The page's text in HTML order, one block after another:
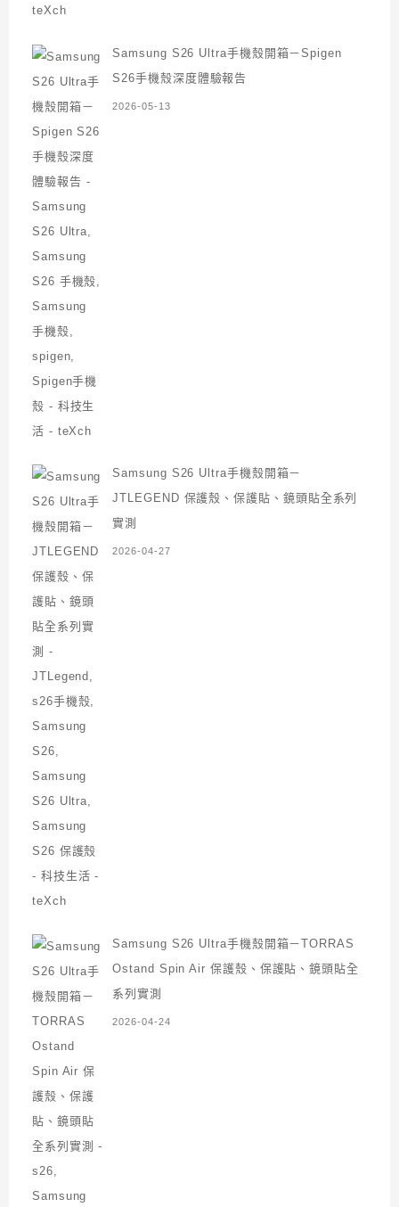
Samsung S26 Ultra手機殼開箱－Spigen
S26手機殼深度體驗報告
2026-05-13
Samsung S26 Ultra手機殼開箱－
JTLEGEND 保護殼、保護貼、鏡頭貼全系列
實測
2026-04-27
Samsung S26 Ultra手機殼開箱－TORRAS
Ostand Spin Air 保護殼、保護貼、鏡頭貼全
系列實測
2026-04-24